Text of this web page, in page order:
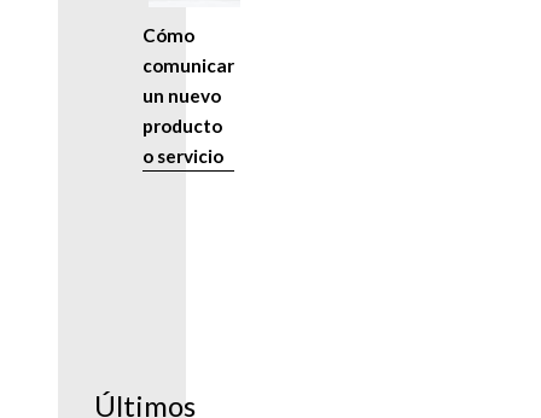
Cómo
comunicar
un nuevo
producto
o servicio
Últimos